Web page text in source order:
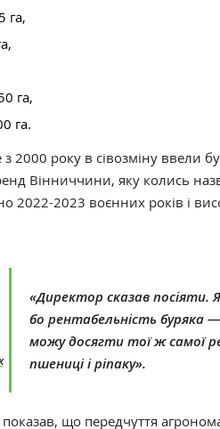
га,
га,
га.
2000 року в сівозміну ввели
Вінниччини, яку колись
2022-2023 воєнних років і
«Директор сказав посіяти.
бо рентабельність буряка
можу досягти тої ж самої
пшениці і ріпаку».
що передчуття